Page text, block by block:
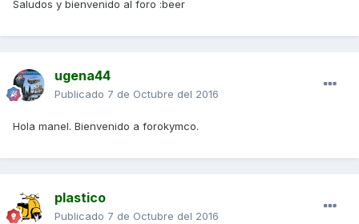
Saludos y bienvenido al foro :beer
ugena44
Publicado 7 de Octubre del 2016
Hola manel. Bienvenido a forokymco.
plastico
Publicado 7 de Octubre del 2016